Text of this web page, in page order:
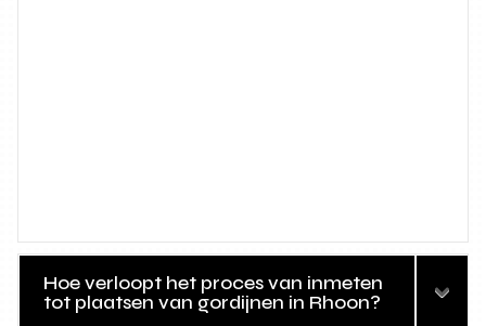
Hoe verloopt het proces van inmeten
tot plaatsen van gordijnen in Rhoon?